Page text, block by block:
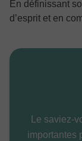
En définissant
d’esprit et en
Le saviez-
importantes